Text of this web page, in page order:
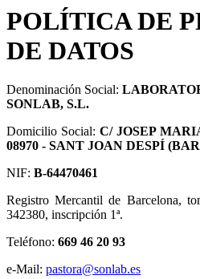
POLÍTICA DE
DE DATOS
Denominación Social:
SONLAB, S.L.
Domicilio Social: C/ JOSEP
08970 - SANT JOAN DESPÍ
NIF: B-64470461
Registro Mercantil de Barcelona,
342380, inscripción 1ª.
Teléfono: 669 46 20 93
e-Mail: pastora@sonlab.es